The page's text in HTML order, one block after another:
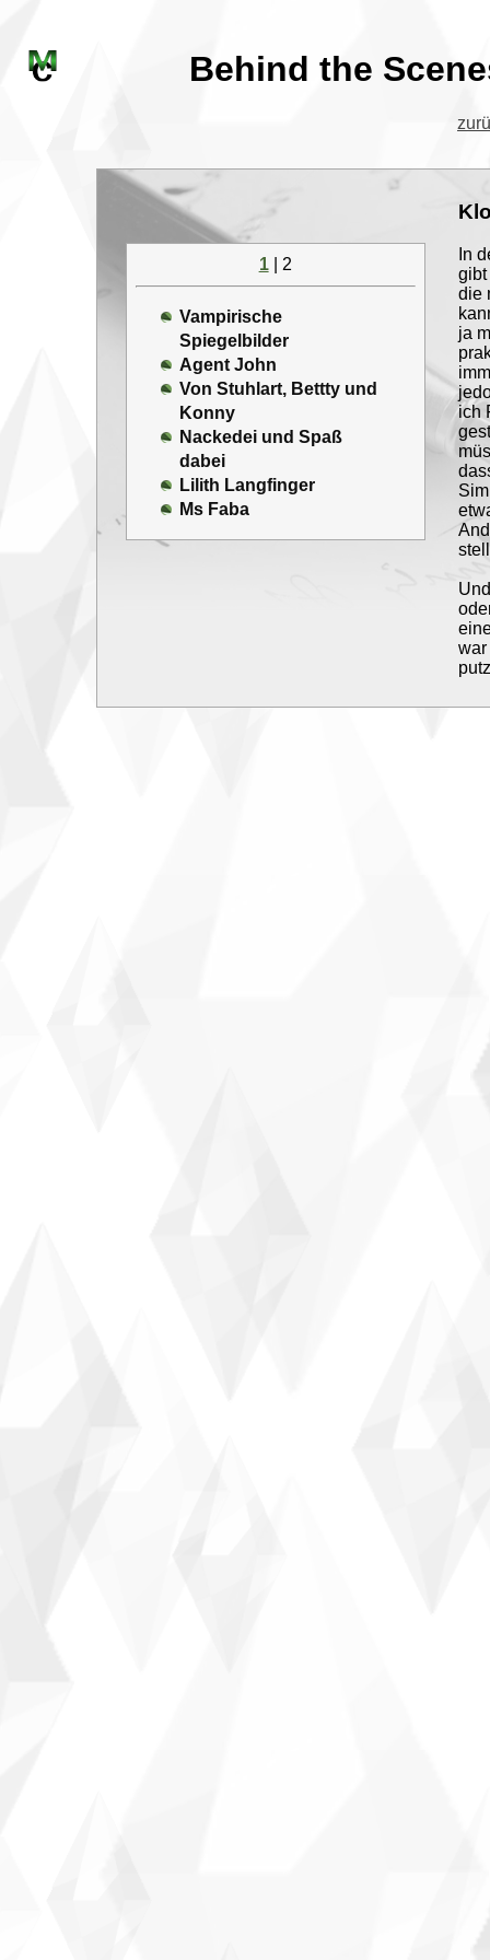
Behind the
1| 2
Vampirische
Spiegelbilder
Agent John
Von Stuhlart, Bettty und
Konny
Nackedei und Spaß
dabei
Lilith Langfinger
Ms Faba
In
gibt
die
ja
ich
war